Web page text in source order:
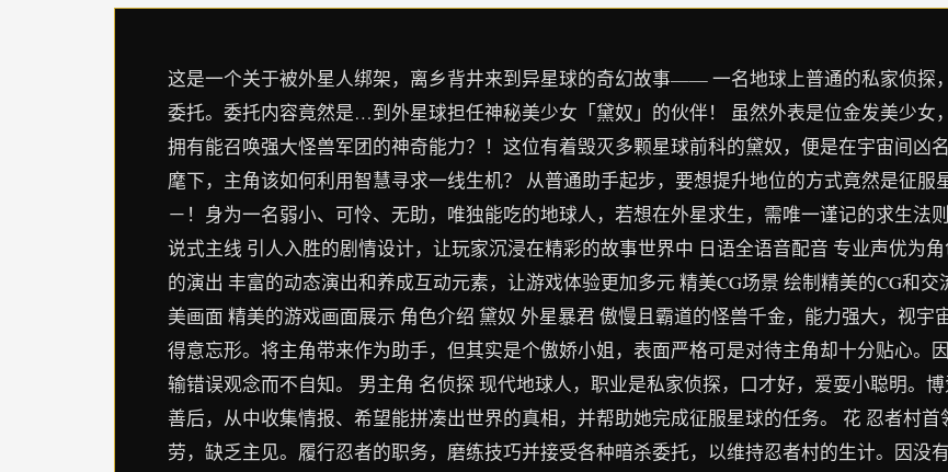
这是一个关于被外星人绑架，离乡背井来到异星球的奇幻故事—— 一名地球上普通的私家侦探
委托。委托内容竟然是…到外星球担任神秘美少女「黛奴」的伙伴！ 虽然外表是位金发美少女
拥有能召唤强大怪兽军团的神奇能力？！这位有着毁灭多颗星球前科的黛奴，便是在宇宙间凶
麾下，主角该如何利用智慧寻求一线生机？ 从普通助手起步，要想提升地位的方式竟然是征
－！身为一名弱小、可怜、无助，唯独能吃的地球人，若想在外星求生，需唯一谨记的求生法
说式主线 引人入胜的剧情设计，让玩家沉浸在精彩的故事世界中 日语全语音配音 专业声优为
的演出 丰富的动态演出和养成互动元素，让游戏体验更加多元 精美CG场景 绘制精美的CG和
美画面 精美的游戏画面展示 角色介绍 黛奴 外星暴君 傲慢且霸道的怪兽千金，能力强大，视宇
得意忘形。将主角带来作为助手，但其实是个傲娇小姐，表面严格可是对待主角却十分贴心。
输错误观念而不自知。 男主角 名侦探 现代地球人，职业是私家侦探，口才好，爱耍小聪明。
善后，从中收集情报、希望能拼凑出世界的真相，并帮助她完成征服星球的任务。 花 忍者村
劳，缺乏主见。履行忍者的职务，磨练技巧并接受各种暗杀委托，以维持忍者村的生计。因没